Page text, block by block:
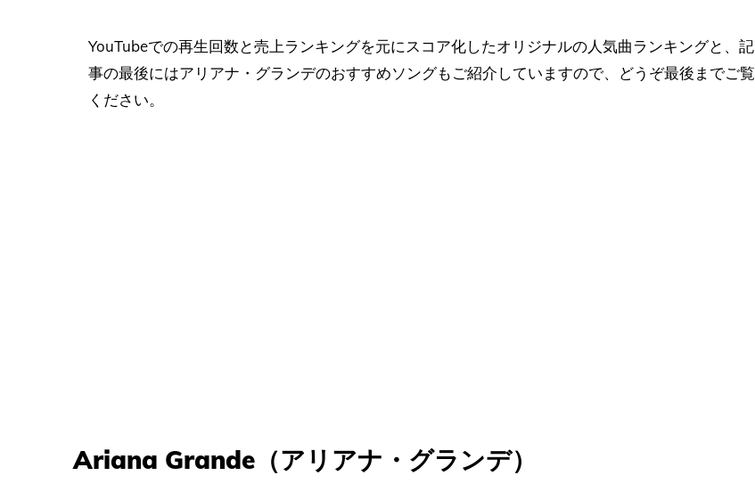
YouTubeでの再生回数と売上ランキングを元にスコア化したオリジナルの人気曲ランキングと、記
事の最後にはアリアナ・グランデのおすすめソングもご紹介していますので、どうぞ最後までご覧
ください。
Ariana Grande（アリアナ・グランデ）